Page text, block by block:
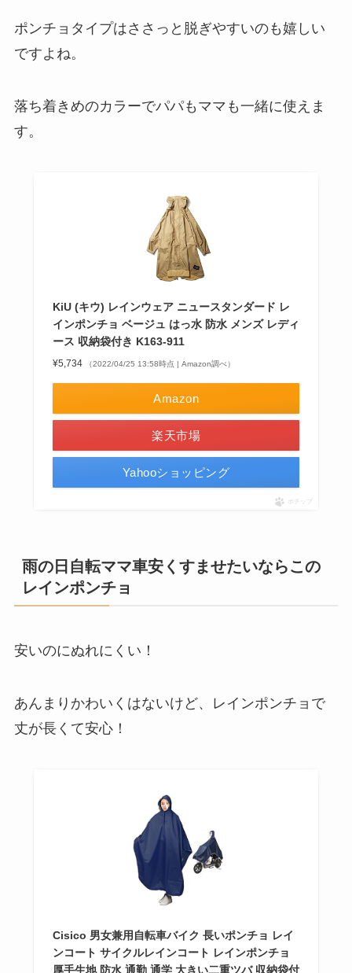
ポンチョタイプはささっと脱ぎやすいのも嬉しい
ですよね。
落ち着きめのカラーでパパもママも一緒に使えま
す。
KiU (キウ) レインウェア ニュースタンダード レ
インポンチョ ベージュ はっ水 防水 メンズ レディ
ース 収納袋付き K163-911
¥5,734 （2022/04/25 13:58時点 | Amazon調べ）
Amazon
楽天市場
Yahooショッピング
ポチップ
雨の日自転ママ車安くすませたいならこの
レインポンチョ
安いのにぬれにくい！
あんまりかわいくはないけど、レインポンチョで
丈が長くて安心！
Cisico 男女兼用自転車バイク 長いポンチョ レイ
ンコート サイクルレインコート レインポンチョ
厚手生地 防水 通勤 通学 大きい二重ツバ 収納袋付